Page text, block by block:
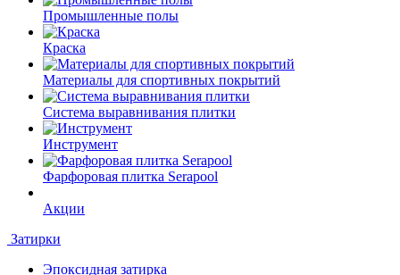
Промышленные полы
Краска
Материалы для спортивных покрытий
Система выравнивания плитки
Инструмент
Фарфоровая плитка Serapool
Акции
Затирки
Эпоксидная затирка